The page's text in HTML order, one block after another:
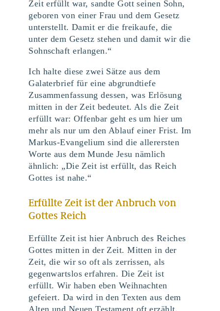
Zeit erfüllt war, sandte Gott seinen Sohn,
geboren von einer Frau und dem Gesetz
unterstellt. Damit er die freikaufe, die
unter dem Gesetz stehen und damit wir die
Sohnschaft erlangen.“
Ich halte diese zwei Sätze aus dem
Galaterbrief für eine abgrundtiefe
Zusammenfassung dessen, was Erlösung
mitten in der Zeit bedeutet. Als die Zeit
erfüllt war: Offenbar geht es um hier um
mehr als nur um den Ablauf einer Frist. Im
Markus-Evangelium sind die allerersten
Worte aus dem Munde Jesu nämlich
ähnlich: „Die Zeit ist erfüllt, das Reich
Gottes ist nahe.“
Erfüllte Zeit ist der Anbruch von
Gottes Reich
Erfüllte Zeit ist hier Anbruch des Reiches
Gottes mitten in der Zeit. Mitten in der
Zeit, die wir so oft als zerrissen, als
gegenwartslos erfahren. Die Zeit ist
erfüllt. Wir haben eben Weihnachten
gefeiert. Da wird in den Texten aus dem